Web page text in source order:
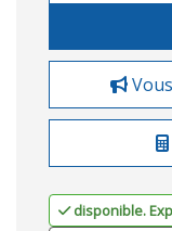
disponible.